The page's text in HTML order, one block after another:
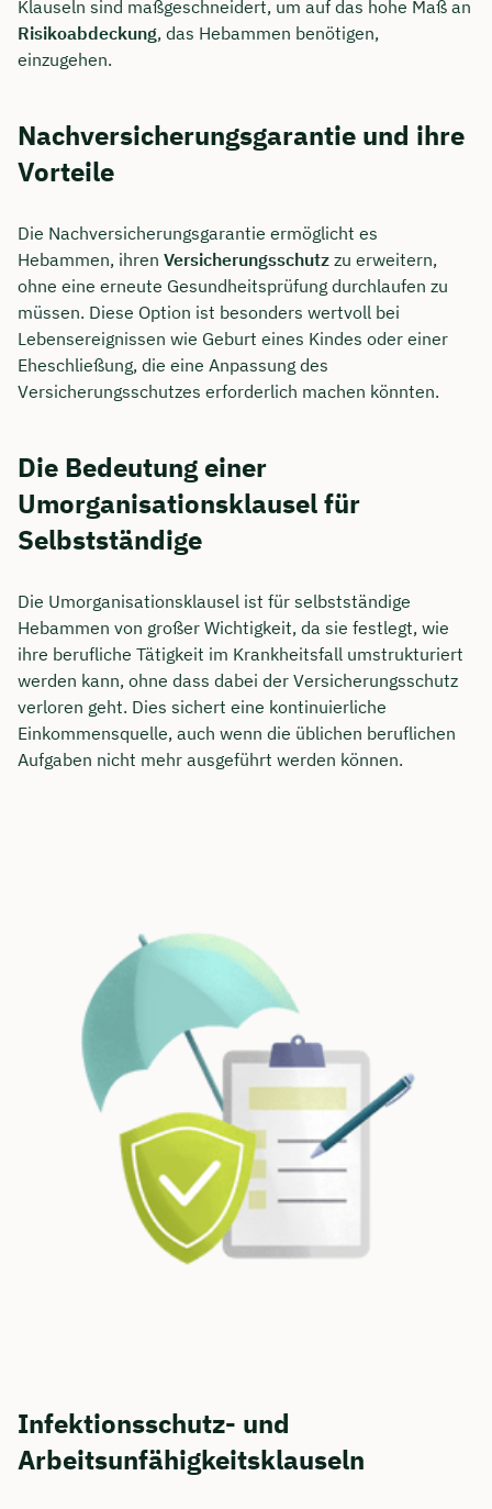
Klauseln sind maßgeschneidert, um auf das hohe Maß an
Risikoabdeckung, das Hebammen benötigen,
einzugehen.
Nachversicherungsgarantie und ihre
Vorteile
Die Nachversicherungsgarantie ermöglicht es
Hebammen, ihren Versicherungsschutz zu erweitern,
ohne eine erneute Gesundheitsprüfung durchlaufen zu
müssen. Diese Option ist besonders wertvoll bei
Lebensereignissen wie Geburt eines Kindes oder einer
Eheschließung, die eine Anpassung des
Versicherungsschutzes erforderlich machen könnten.
Die Bedeutung einer
Umorganisationsklausel für
Selbstständige
Die Umorganisationsklausel ist für selbstständige
Hebammen von großer Wichtigkeit, da sie festlegt, wie
ihre berufliche Tätigkeit im Krankheitsfall umstrukturiert
werden kann, ohne dass dabei der Versicherungsschutz
verloren geht. Dies sichert eine kontinuierliche
Einkommensquelle, auch wenn die üblichen beruflichen
Aufgaben nicht mehr ausgeführt werden können.
Infektionsschutz- und
Arbeitsunfähigkeitsklauseln